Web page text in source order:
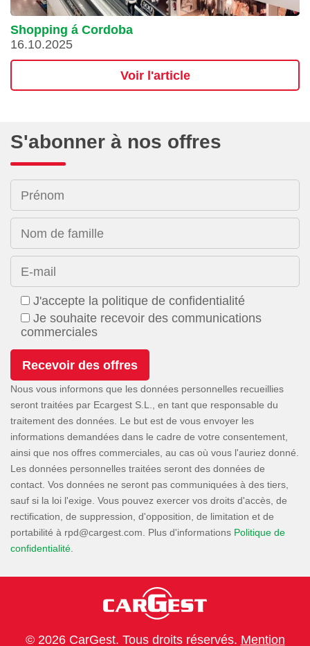
Shopping á Cordoba
16.10.2025
Voir l'article
S'abonner à nos offres
Prénom
Nom de famille
E-mail
J'accepte la politique de confidentialité
Je souhaite recevoir des communications
commerciales
Nous vous informons que les données personnelles recueillies
seront traitées par Ecargest S.L., en tant que responsable du
traitement des données. Le but est de vous envoyer les
informations demandées dans le cadre de votre consentement,
ainsi que nos offres commerciales, au cas où vous l'auriez donné.
Les données personnelles traitées seront des données de
contact. Vos données ne seront pas communiquées à des tiers,
sauf si la loi l'exige. Vous pouvez exercer vos droits d'accès, de
rectification, de suppression, d'opposition, de limitation et de
portabilité à
. Plus d'informations Politique de
confidentialité.
© 2026 CarGest. Tous droits réservés. Mention